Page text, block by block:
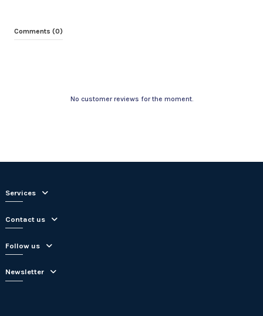
Comments (0)
No customer reviews for the moment.
Services
Contact us
Follow us
Newsletter